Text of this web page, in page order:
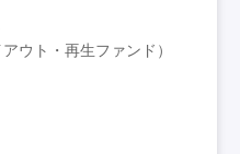
ウト・再生ファンド）